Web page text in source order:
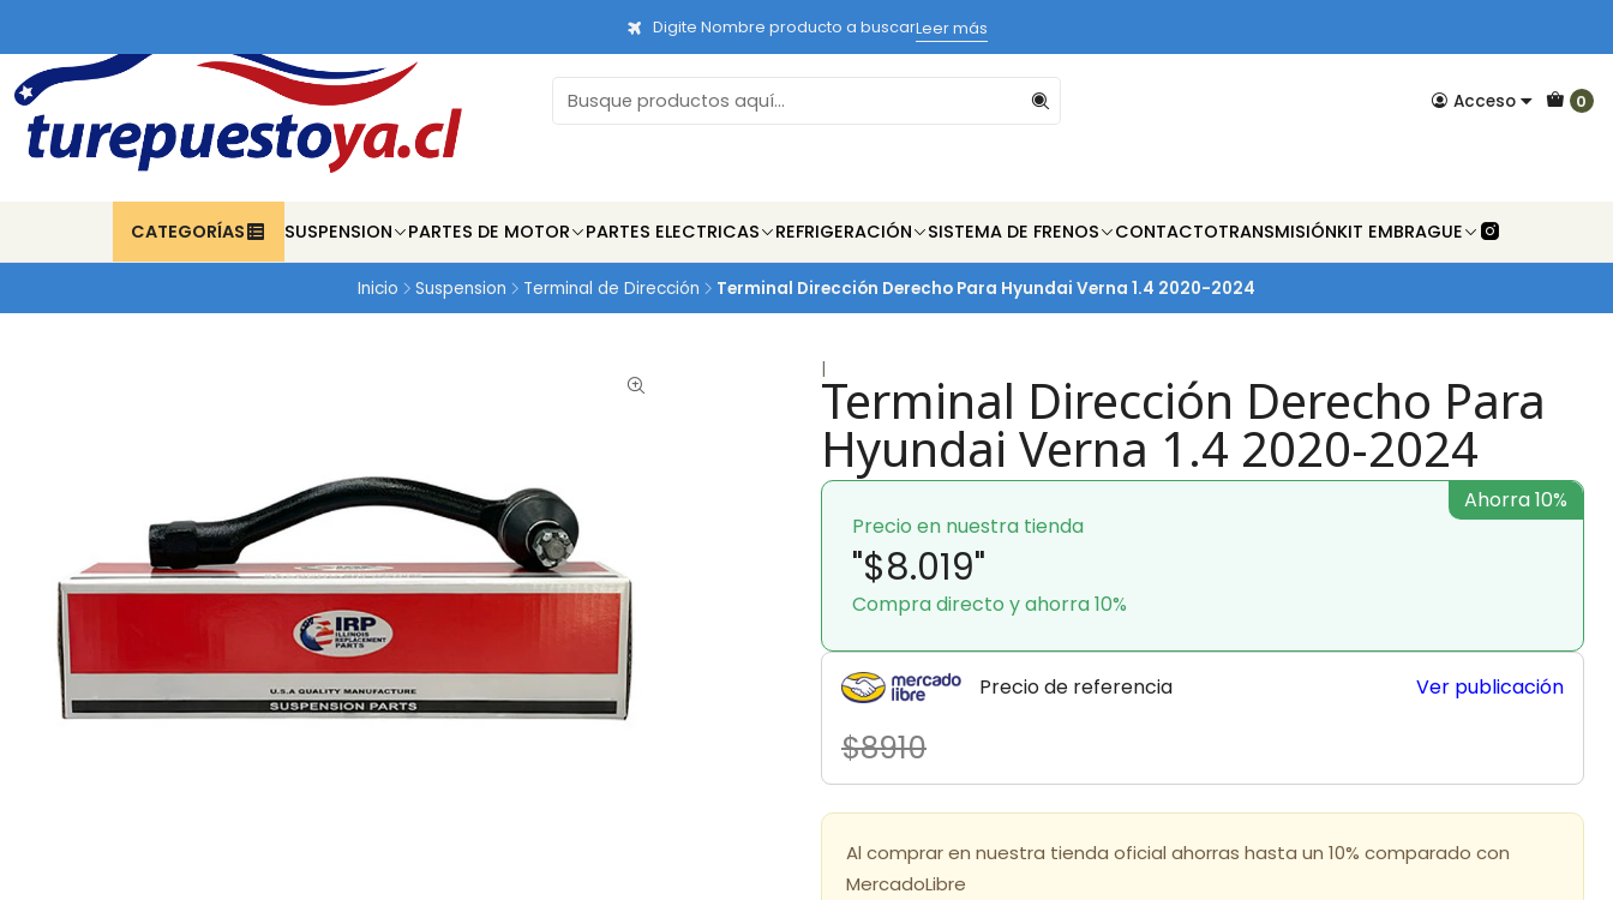
Acceso 0
CATEGORÍAS SUSPENSION PARTES DE MOTOR PARTES ELECTRICAS REFRIGERACIÓN SISTEMA DE FRENOS CONTACTOTRANSMISIÓNKIT EMBRAGUE
Digite Nombre producto a buscarLeer más
Inicio Suspension Terminal de Dirección Terminal Dirección Derecho Para Hyundai Verna 1.4 2020-2024
|Terminal Dirección Derecho Para
Hyundai Verna 1.4 2020-2024
Precio en nuestra tienda
"$8.019"
Compra directo y ahorra 10%
Ahorra 10%
Precio de referencia
$8910
Ver publicación
Al comprar en nuestra tienda oficial ahorras hasta un 10% comparado con
MercadoLibre